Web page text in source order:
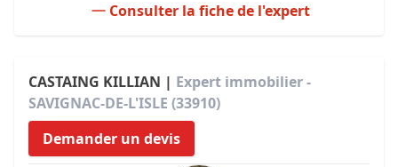
Consulter la fiche de l'expert
CASTAING KILLIAN | Expert immobilier -
SAVIGNAC-DE-L'ISLE (33910)
Demander un devis